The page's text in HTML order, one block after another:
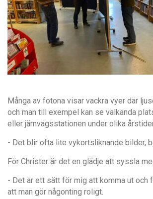
Många av fotona visar vackra vyer där
och man till exempel kan se välkända
eller järnvägsstationen under olika
- Det blir ofta lite vykortsliknande bilder,
För Christer är det en glädje att syssla
- Det är ett sätt för mig att komma ut och
att man gör någonting roligt.